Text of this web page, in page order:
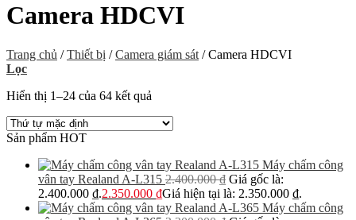
Camera HDCVI
Trang chủ / Thiết bị / Camera giám sát /Camera HDCVI
Lọc
Hiển thị 1–24 của 64 kết quả
Sản phẩm HOT
Máy chấm công
vân tay Realand A-L315 2.400.000₫ Giá gốc là:
2.400.000 ₫.2.350.000 ₫Giá hiện tại là: 2.350.000 ₫.
Máy chấm công